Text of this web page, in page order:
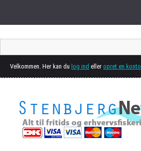
Velkommen. Her kan du log ind eller opret en konto